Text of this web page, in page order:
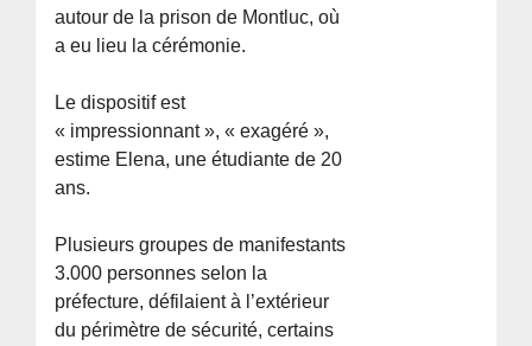
autour de la prison de Montluc, où
a eu lieu la cérémonie.
Le dispositif est
« impressionnant », « exagéré »,
estime Elena, une étudiante de 20
ans.
Plusieurs groupes de manifestants
3.000 personnes selon la
préfecture, défilaient à l’extérieur
du périmètre de sécurité, certains